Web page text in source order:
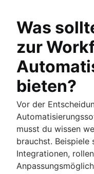
Was
zur
bieten?
Vor der
musst du wissen
brauchst. Beispiele
Integrationen,